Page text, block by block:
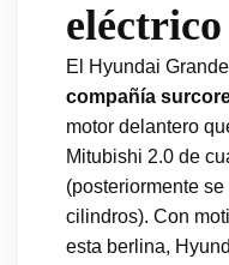
eléctrico
El Hyundai
compañía
motor delantero
Mitubishi 2.0 de
(posteriormente
cilindros). Con
esta berlina,